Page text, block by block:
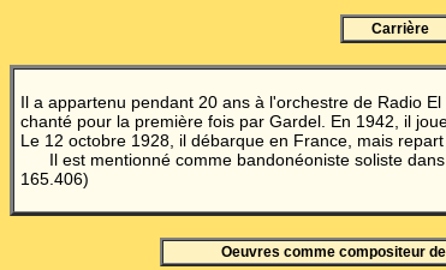
Carrière
Il a appartenu pendant 20 ans à l'orchestre de Radio
chanté pour la première fois par Gardel. En 1942, il
Le 12 octobre 1928, il débarque en France, mais
Il est mentionné comme bandonéoniste soliste
165.406)
Oeuvres comme compositeur